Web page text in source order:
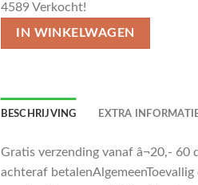
4589 Verkocht!
IN WINKELWAGEN
BESCHRIJVING EXTRA
Gratis verzending vanaf â¬20,- 60
achteraf